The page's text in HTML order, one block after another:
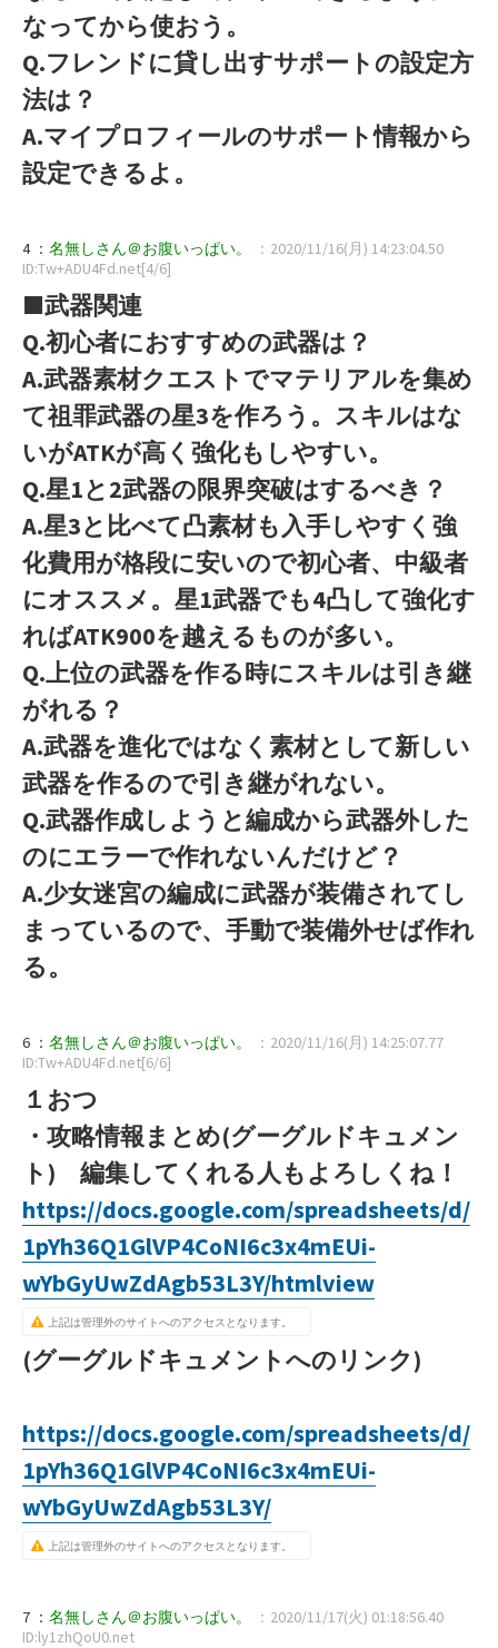
なってから使おう。
Q.フレンドに貸し出すサポートの設定方
法は？
A.マイプロフィールのサポート情報から
設定できるよ。
4 ： 名無しさん＠お腹いっぱい。
：2020/11/16(月) 14:23:04.50
ID:Tw+ADU4Fd.net[4/6]
■武器関連
Q.初心者におすすめの武器は？
A.武器素材クエストでマテリアルを集め
て祖罪武器の星3を作ろう。スキルはな
いがATKが高く強化もしやすい。
Q.星1と2武器の限界突破はするべき？
A.星3と比べて凸素材も入手しやすく強
化費用が格段に安いので初心者、中級者
にオススメ。星1武器でも4凸して強化す
ればATK900を越えるものが多い。
Q.上位の武器を作る時にスキルは引き継
がれる？
A.武器を進化ではなく素材として新しい
武器を作るので引き継がれない。
Q.武器作成しようと編成から武器外した
のにエラーで作れないんだけど？
A.少女迷宮の編成に武器が装備されてし
まっているので、手動で装備外せば作れ
る。
6 ： 名無しさん＠お腹いっぱい。
：2020/11/16(月) 14:25:07.77
ID:Tw+ADU4Fd.net[6/6]
１おつ
・攻略情報まとめ(グーグルドキュメン
ト) 編集してくれる人もよろしくね！
https://docs.google.com/spreadsheets/d/
1pYh36Q1GlVP4CoNI6c3x4mEUi-
wYbGyUwZdAgb53L3Y/htmlview
上記は管理外のサイトへのアクセスとなります。
(グーグルドキュメントへのリンク)
https://docs.google.com/spreadsheets/d/
1pYh36Q1GlVP4CoNI6c3x4mEUi-
wYbGyUwZdAgb53L3Y/
上記は管理外のサイトへのアクセスとなります。
7 ： 名無しさん＠お腹いっぱい。
：2020/11/17(火) 01:18:56.40
ID:ly1zhQoU0.net